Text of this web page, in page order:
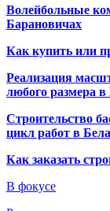
Волейбольные
Барановичах
Как купить или
Реализация
любого размера в
Строительство
цикл работ в
Как заказать
В фокусе